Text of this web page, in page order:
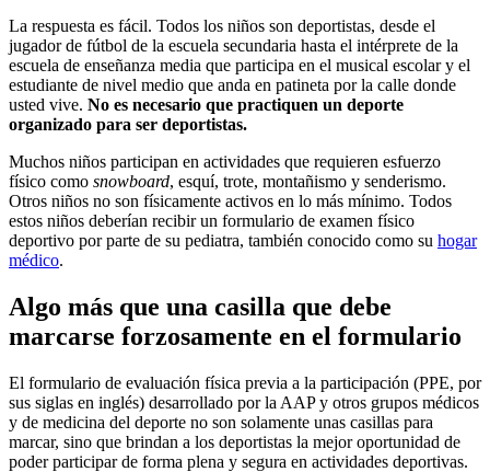
La respuesta es fácil. Todos los niños son deportistas, desde el
jugador de fútbol de la escuela secundaria hasta el intérprete de la
escuela de enseñanza media que participa en el musical escolar y el
estudiante de nivel medio que anda en patineta por la calle donde
usted vive. No es necesario que practiquen un deporte
organizado para ser deportistas.
Muchos niños participan en actividades que requieren esfuerzo
físico como snowboard, esquí, trote, montañismo y senderismo.
Otros niños no son físicamente activos en lo más mínimo. Todos
estos niños deberían recibir un formulario de examen físico
deportivo por parte de su pediatra, también conocido como su hogar
médico.
Algo más que una casilla que debe
marcarse forzosamente en el formulario
El formulario de evaluación física previa a la participación (PPE, por
sus siglas en inglés) desarrollado por la AAP y otros grupos médicos
y de medicina del deporte no son solamente unas casillas para
marcar, sino que brindan a los deportistas la mejor oportunidad de
poder participar de forma plena y segura en actividades deportivas.